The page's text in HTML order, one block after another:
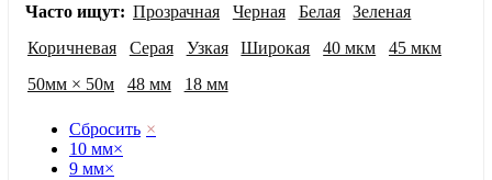
Часто ищут: Прозрачная Черная Белая
Зеленая
Коричневая
Серая Узкая Широкая 40 мкм
45 мкм
50мм × 50м
48 мм 18 мм
Сбросить ×
10 мм×
9 мм×